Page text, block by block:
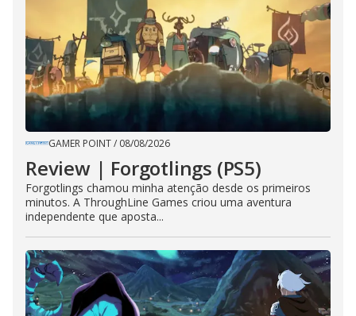
GAMER POINT/ 08/08/2026
Review | Forgotlings (PS5)
Forgotlings chamou minha atenção desde os primeiros
minutos. A ThroughLine Games criou uma aventura
independente que aposta...